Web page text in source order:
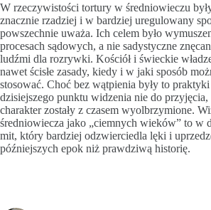
W rzeczywistości tortury w średniowieczu
znacznie rzadziej i w bardziej uregulowany
powszechnie uważa. Ich celem było
procesach sądowych, a nie sadystyczne
ludźmi dla rozrywki. Kościół i świeckie
nawet ścisłe zasady, kiedy i w jaki sposób
stosować. Choć bez wątpienia były to
dzisiejszego punktu widzenia nie do przyjęcia,
charakter zostały z czasem wyolbrzymione.
średniowiecza jako „ciemnych wieków” to w
mit, który bardziej odzwierciedla lęki i
późniejszych epok niż prawdziwą historię.